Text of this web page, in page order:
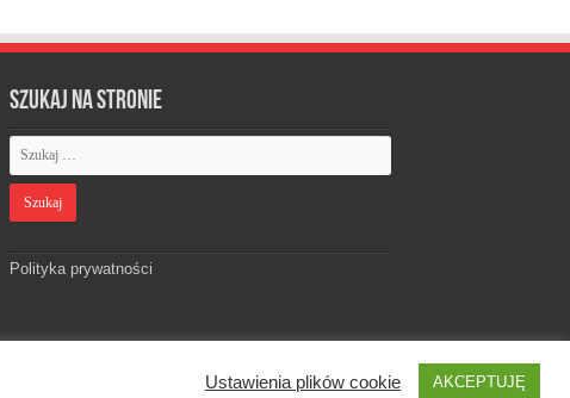
Szukaj na stronie
Polityka prywatności
Designed byWebdawid
Ustawienia plików cookie AKCEPTUJĘ